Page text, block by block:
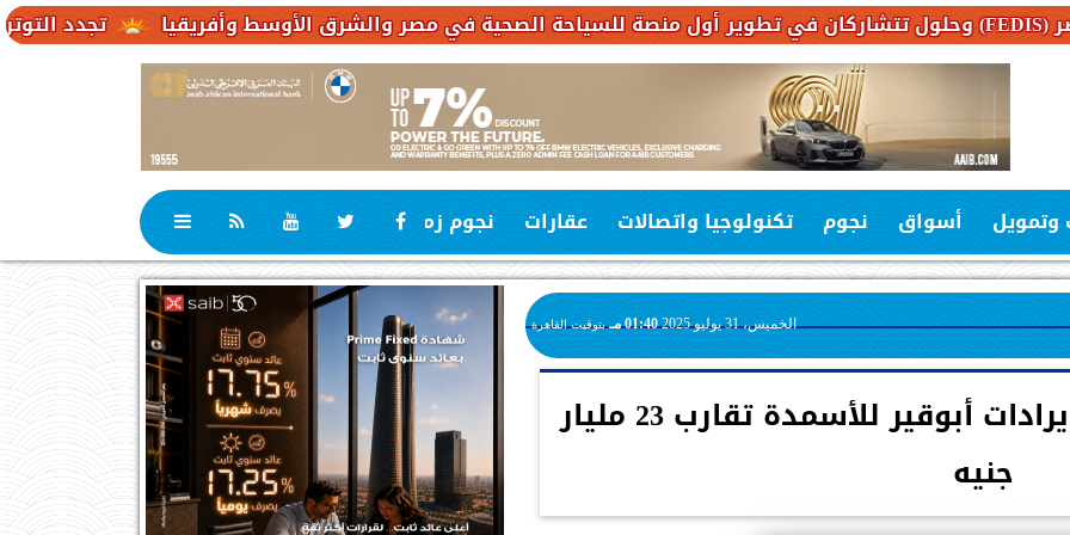
تجدد التوترات يخفض صادرات النفط
وتمويل أسواق نجوم تكنولوجيا واتصالات عقارات نجوم زمان رياضة
الخميس، 31 يوليو 2025 01:40 مـ بتوقيت القاهرة
لأول مرة في تاريخها ... إيرادات أبوقير للأسمدة تقارب 23 مليار
جنيه